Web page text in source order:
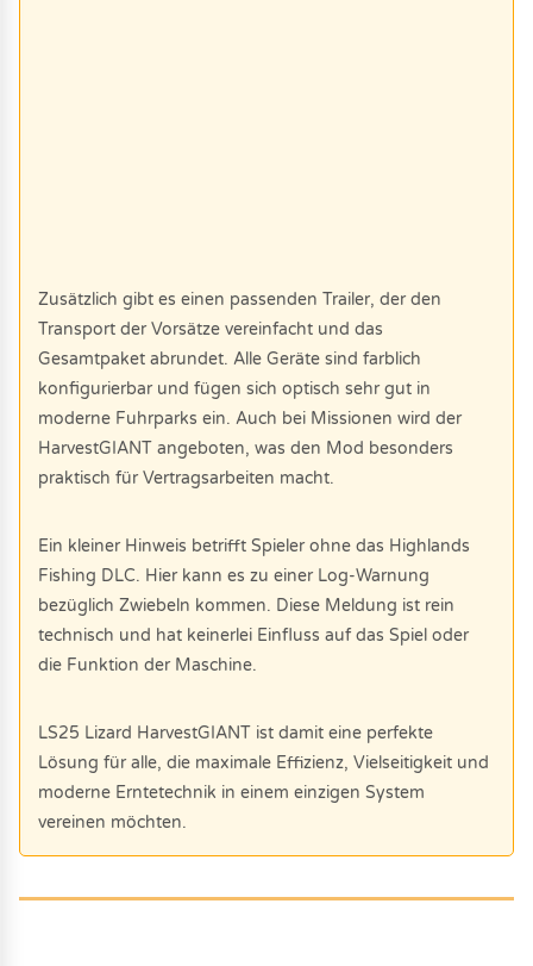
Zusätzlich gibt es einen passenden Trailer, der den
Transport der Vorsätze vereinfacht und das
Gesamtpaket abrundet. Alle Geräte sind farblich
konfigurierbar und fügen sich optisch sehr gut in
moderne Fuhrparks ein. Auch bei Missionen wird der
HarvestGIANT angeboten, was den Mod besonders
praktisch für Vertragsarbeiten macht.
Ein kleiner Hinweis betrifft Spieler ohne das Highlands
Fishing DLC. Hier kann es zu einer Log-Warnung
bezüglich Zwiebeln kommen. Diese Meldung ist rein
technisch und hat keinerlei Einfluss auf das Spiel oder
die Funktion der Maschine.
LS25 Lizard HarvestGIANT ist damit eine perfekte
Lösung für alle, die maximale Effizienz, Vielseitigkeit und
moderne Erntetechnik in einem einzigen System
vereinen möchten.